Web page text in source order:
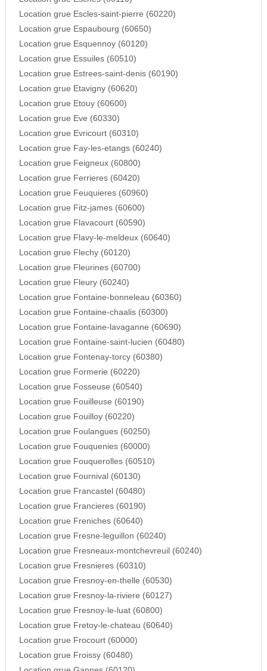
Location grue Escles-saint-pierre (60220)
Location grue Espaubourg (60650)
Location grue Esquennoy (60120)
Location grue Essuiles (60510)
Location grue Estrees-saint-denis (60190)
Location grue Etavigny (60620)
Location grue Etouy (60600)
Location grue Eve (60330)
Location grue Evricourt (60310)
Location grue Fay-les-etangs (60240)
Location grue Feigneux (60800)
Location grue Ferrieres (60420)
Location grue Feuquieres (60960)
Location grue Fitz-james (60600)
Location grue Flavacourt (60590)
Location grue Flavy-le-meldeux (60640)
Location grue Flechy (60120)
Location grue Fleurines (60700)
Location grue Fleury (60240)
Location grue Fontaine-bonneleau (60360)
Location grue Fontaine-chaalis (60300)
Location grue Fontaine-lavaganne (60690)
Location grue Fontaine-saint-lucien (60480)
Location grue Fontenay-torcy (60380)
Location grue Formerie (60220)
Location grue Fosseuse (60540)
Location grue Fouilleuse (60190)
Location grue Fouilloy (60220)
Location grue Foulangues (60250)
Location grue Fouquenies (60000)
Location grue Fouquerolles (60510)
Location grue Fournival (60130)
Location grue Francastel (60480)
Location grue Francieres (60190)
Location grue Freniches (60640)
Location grue Fresne-leguillon (60240)
Location grue Fresneaux-montchevreuil (60240)
Location grue Fresnieres (60310)
Location grue Fresnoy-en-thelle (60530)
Location grue Fresnoy-la-riviere (60127)
Location grue Fresnoy-le-luat (60800)
Location grue Fretoy-le-chateau (60640)
Location grue Frocourt (60000)
Location grue Froissy (60480)